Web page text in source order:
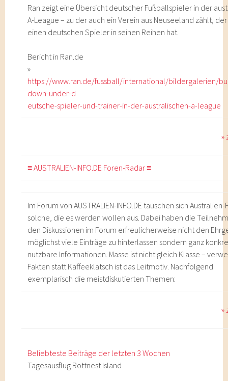
Ran zeigt eine Übersicht deutscher Fußballspieler in der
A-League – zu der auch ein Verein aus Neuseeland zählt,
einen deutschen Spieler in seinen Reihen hat.
Bericht in Ran.de
»
https://www.ran.de/fussball/international/bildergalerien/
down-under-d
eutsche-spieler-und-trainer-in-der-australischen-a-league
»
≡ AUSTRALIEN-INFO.DE Foren-Radar ≡
Im Forum von AUSTRALIEN-INFO.DE tauschen sich Australien-
solche, die es werden wollen aus. Dabei haben die
den Diskussionen im Forum erfreulicherweise nicht den
möglichst viele Einträge zu hinterlassen sondern ganz
nutzbare Informationen. Masse ist nicht gleich Klasse –
Fakten statt Kaffeeklatsch ist das Leitmotiv. Nachfolgend
exemplarisch die meistdiskutierten Themen:
»
Beliebteste Beiträge der letzten 3 Wochen
Tagesausflug Rottnest Island